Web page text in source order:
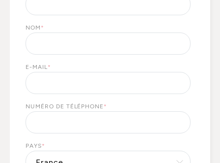
NOM *
E-MAIL *
NUMÉRO DE TÉLÉPHONE *
PAYS*